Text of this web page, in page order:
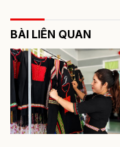
BÀI LIÊN QUAN